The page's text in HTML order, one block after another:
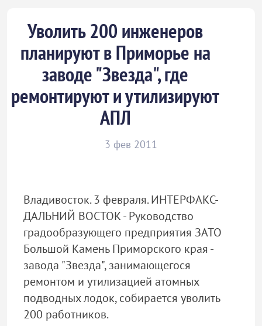
Уволить 200 инженеров
планируют в Приморье на
заводе "Звезда", где
ремонтируют и утилизируют
АПЛ
3 фев 2011
Владивосток. 3 февраля. ИНТЕРФАКС-
ДАЛЬНИЙ ВОСТОК - Руководство
градообразующего предприятия ЗАТО
Большой Камень Приморского края -
завода "Звезда", занимающегося
ремонтом и утилизацией атомных
подводных лодок, собирается уволить
200 работников.